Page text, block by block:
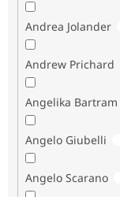
Andrea Jolander
Andrew Prichard
Angelika Bartram
Angelo Giubelli
Angelo Scarano